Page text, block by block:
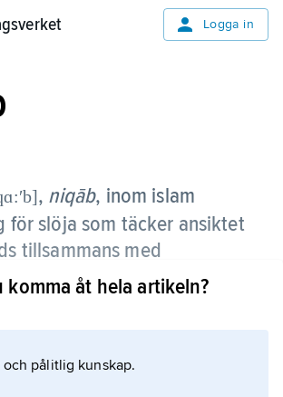
Logga in
, niqāb, inom islam
för slöja som täcker ansiktet
tillsammans med
hijab).
springa för ögonen. Det pågår
komma åt hela artikeln?
pålitlig kunskap.